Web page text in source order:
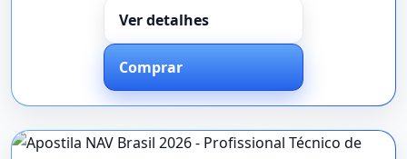
Ver detalhes
Comprar